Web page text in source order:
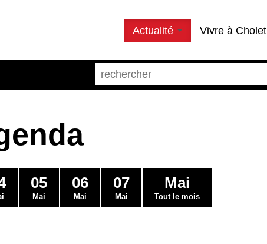
Actualité Vivre à Cholet
05
Mai
06
Mai
07
Mai
Mai
Tout le mois